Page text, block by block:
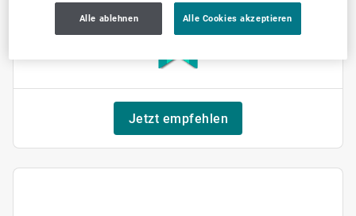
Jetzt empfehlen
Alle ablehnen Alle Cookies akzeptieren